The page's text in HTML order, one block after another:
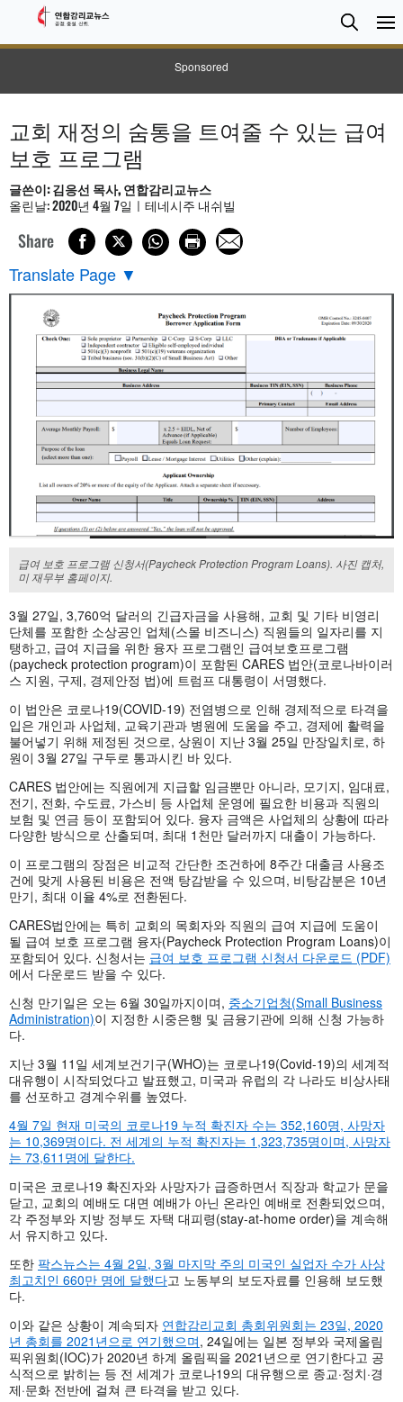
Sponsored
검
색
Search
교회 재정의 숨통을 트여줄 수 있는 급여
보호 프로그램
글쓴이: 김응선 목사, 연합감리교뉴스
올린날: 2020년 4월 7일ㅣ테네시주 내쉬빌
Share
Translate Page ▼
급여 보호 프로그램 신청서(Paycheck Protection Program Loans). 사진 캡처,
미 재무부 홈페이지.
3월 27일, 3,760억 달러의 긴급자금을 사용해, 교회 및 기타 비영리
단체를 포함한 소상공인 업체(스몰 비즈니스) 직원들의 일자리를 지
탱하고, 급여 지급을 위한 융자 프로그램인 급여보호프로그램
(paycheck protection program)이 포함된 CARES 법안(코로나바이러
스 지원, 구제, 경제안정 법)에 트럼프 대통령이 서명했다.
이 법안은 코로나19(COVID-19) 전염병으로 인해 경제적으로 타격을
입은 개인과 사업체, 교육기관과 병원에 도움을 주고, 경제에 활력을
불어넣기 위해 제정된 것으로, 상원이 지난 3월 25일 만장일치로, 하
원이 3월 27일 구두로 통과시킨 바 있다.
CARES 법안에는 직원에게 지급할 임금뿐만 아니라, 모기지, 임대료,
전기, 전화, 수도료, 가스비 등 사업체 운영에 필요한 비용과 직원의
보험 및 연금 등이 포함되어 있다. 융자 금액은 사업체의 상황에 따라
다양한 방식으로 산출되며, 최대 1천만 달러까지 대출이 가능하다.
이 프로그램의 장점은 비교적 간단한 조건하에 8주간 대출금 사용조
건에 맞게 사용된 비용은 전액 탕감받을 수 있으며, 비탕감분은 10년
만기, 최대 이율 4%로 전환된다.
CARES법안에는 특히 교회의 목회자와 직원의 급여 지급에 도움이
될 급여 보호 프로그램 융자(Paycheck Protection Program Loans)이
포함되어 있다. 신청서는 급여 보호 프로그램 신청서 다운로드 (PDF)
에서 다운로드 받을 수 있다.
신청 만기일은 오는 6월 30일까지이며, 중소기업청(Small Business
Administration)이 지정한 시중은행 및 금융기관에 의해 신청 가능하
다.
지난 3월 11일 세계보건기구(WHO)는 코로나19(Covid-19)의 세계적
대유행이 시작되었다고 발표했고, 미국과 유럽의 각 나라도 비상사태
를 선포하고 경계수위를 높였다.
4월 7일 현재 미국의 코로나19 누적 확진자 수는 352,160명, 사망자
는 10,369명이다. 전 세계의 누적 확진자는 1,323,735명이며, 사망자
는 73,611명에 달한다.
미국은 코로나19 확진자와 사망자가 급증하면서 직장과 학교가 문을
닫고, 교회의 예배도 대면 예배가 아닌 온라인 예배로 전환되었으며,
각 주정부와 지방 정부도 자택 대피령(stay-at-home order)을 계속해
서 유지하고 있다.
또한 팍스뉴스는 4월 2일, 3월 마지막 주의 미국인 실업자 수가 사상
최고치인 660만 명에 달했다고 노동부의 보도자료를 인용해 보도했
다.
이와 같은 상황이 계속되자 연합감리교회 총회위원회는 23일, 2020
년 총회를 2021년으로 연기했으며, 24일에는 일본 정부와 국제올림
픽위원회(IOC)가 2020년 하계 올림픽을 2021년으로 연기한다고 공
식적으로 밝히는 등 전 세계가 코로나19의 대유행으로 종교·정치·경
제·문화 전반에 걸쳐 큰 타격을 받고 있다.